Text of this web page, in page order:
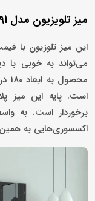
میز تلویزیون مدل BL0091
می‌تواند به خوبی با
است. پایه این میز
برخوردار است. به
اکسسوری‌هایی به همین